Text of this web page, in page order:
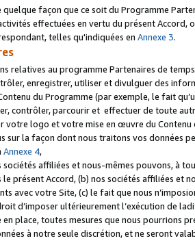
façon que ce soit du Programme
effectuées en vertu du présent
telles qu'indiquées en Annexe 3.
relatives au programme Partenaires de
enregistrer, utiliser et divulguer des
du Programme (par exemple, le fait
contrôler, parcourir et effectuer de toute
votre logo et votre mise en œuvre du
la façon dont nous traitons vos données
Annexe 4,
sociétés affiliées et nous-mêmes pouvons, à
présent Accord, (b) nos sociétés affiliées
avec votre Site, (c) le fait que nous
d’imposer ultérieurement l’exécution de
place, toutes mesures que nous pourrions
à notre seule discrétion, et ne seront